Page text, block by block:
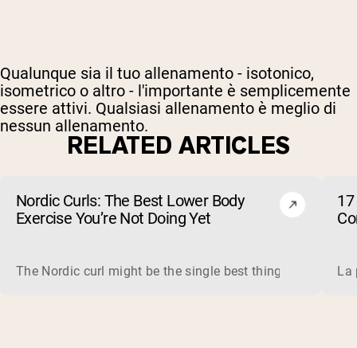
Qualunque sia il tuo allenamento - isotonico,
isometrico o altro - l'importante è semplicemente
essere attivi. Qualsiasi allenamento è meglio di
nessun allenamento.
RELATED ARTICLES
Nordic Curls: The Best Lower Body
Exercise You’re Not Doing Yet
The Nordic curl might be the single best thing you can La